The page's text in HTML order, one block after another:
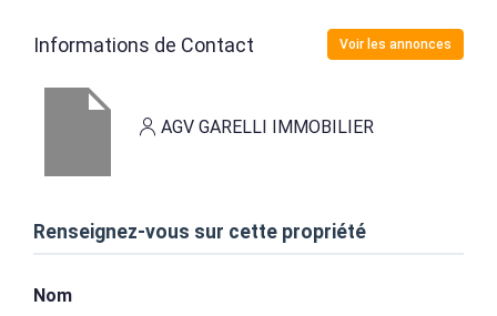
Informations de Contact Voir les annonces
AGV GARELLI IMMOBILIER
Renseignez-vous sur cette propriété
Nom